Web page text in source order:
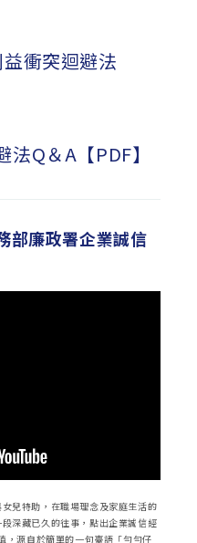
衝突迴避法
Q＆A【PDF】
部廉政署企業誠信
兒特助，在職場理念及家庭生活的
深藏已久的往事，點出企業誠信經
，源自於簡單的一句臺語「勻勻仔